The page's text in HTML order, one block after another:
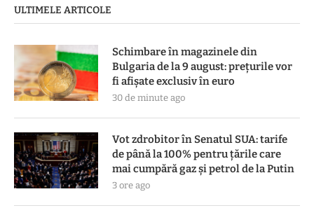
ULTIMELE ARTICOLE
Schimbare în magazinele din
Bulgaria de la 9 august: prețurile vor
fi afișate exclusiv în euro
30 de minute ago
Vot zdrobitor în Senatul SUA: tarife
de până la 100% pentru țările care
mai cumpără gaz și petrol de la Putin
3 ore ago